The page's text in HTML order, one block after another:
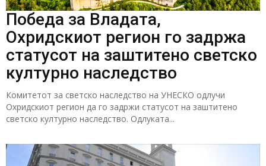
Победа за Владата,
Охридскиот регион го задржа
статусот на заштитено светско
културно наследство
Комитетот за светско наследство на УНЕСКО одлучи
Охридскиот регион да го задржи статусот на заштитено
светско културно наследство. Одлуката...